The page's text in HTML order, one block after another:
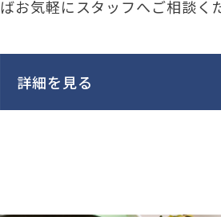
ばお気軽にスタッフへご相談く
詳細を見る